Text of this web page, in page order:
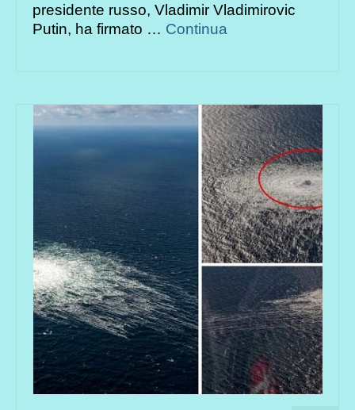
presidente russo, Vladimir Vladimirovic
Putin, ha firmato … Continua